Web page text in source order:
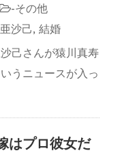
-その他
沙己, 結婚
己さんが猿川真寿
うニュースが入っ
はプロ彼女だ